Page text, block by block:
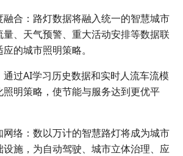
合：路灯数据将融入统一的智慧城市
、天气预警、重大活动安排等数据联
的城市照明策略。
过AI学习历史数据和实时人流车流模
明策略，使节能与服务达到更优平
络：数以万计的智慧路灯将成为城市
施，为自动驾驶、城市立体治理、应